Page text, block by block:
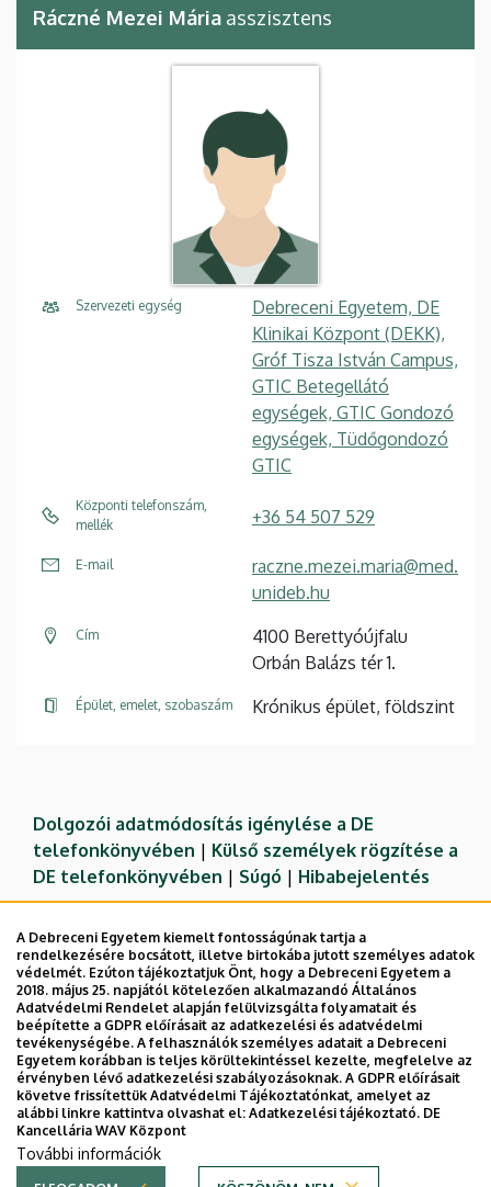
Ráczné Mezei Mária asszisztens
Szervezeti egység
Debreceni Egyetem, DE
Klinikai Központ (DEKK),
Gróf Tisza István Campus,
GTIC Betegellátó
egységek, GTIC Gondozó
egységek, Tüdőgondozó
GTIC
Központi telefonszám,
mellék
+36 54 507 529
E-mail
raczne.mezei.maria@med.
unideb.hu
Cím
4100 Berettyóújfalu
Orbán Balázs tér 1.
Épület, emelet, szobaszám Krónikus épület, földszint
Dolgozói adatmódosítás igénylése a DE
telefonkönyvében | Külső személyek rögzítése a
DE telefonkönyvében | Súgó | Hibabejelentés
Adatvédelem
Adatvédelem
A Debreceni Egyetem kiemelt fontosságúnak tartja a
rendelkezésére bocsátott, illetve birtokába jutott személyes adatok
védelmét. Ezúton tájékoztatjuk Önt, hogy a Debreceni Egyetem a
2018. május 25. napjától kötelezően alkalmazandó Általános
Adatvédelmi Rendelet alapján felülvizsgálta folyamatait és
beépítette a GDPR előírásait az adatkezelési és adatvédelmi
tevékenységébe. A felhasználók személyes adatait a Debreceni
Egyetem korábban is teljes körültekintéssel kezelte, megfelelve az
érvényben lévő adatkezelési szabályozásoknak. A GDPR előírásait
követve frissítettük Adatvédelmi Tájékoztatónkat, amelyet az
alábbi linkre kattintva olvashat el: Adatkezelési tájékoztató. DE
Kancellária WAV Központ
További információk